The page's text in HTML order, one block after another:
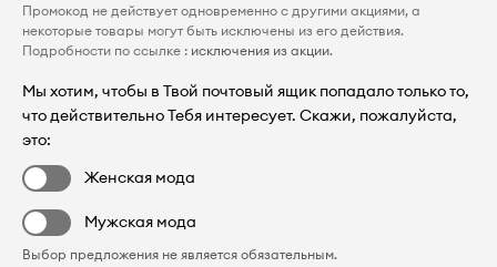
Промокод не действует одновременно с другими акциями, а
некоторые товары могут быть исключены из его действия.
Подробности по ссылке : исключения из акции.
Мы хотим, чтобы в Твой почтовый ящик попадало только то,
что действительно Тебя интересует. Скажи, пожалуйста,
это:
Женская мода
Мужская мода
Выбор предложения не является обязательным.